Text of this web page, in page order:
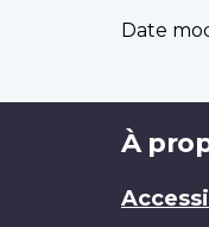
Date
Brand
À